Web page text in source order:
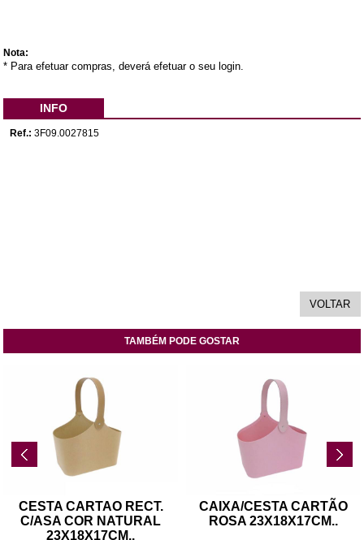
Nota:
* Para efetuar compras, deverá efetuar o seu login.
INFO
Ref.: 3F09.0027815
TAMBÉM PODE GOSTAR
CESTA CARTAO RECT.
C/ASA COR NATURAL
23X18X17CM..
CAIXA/CESTA CARTÃO
ROSA 23X18X17CM..